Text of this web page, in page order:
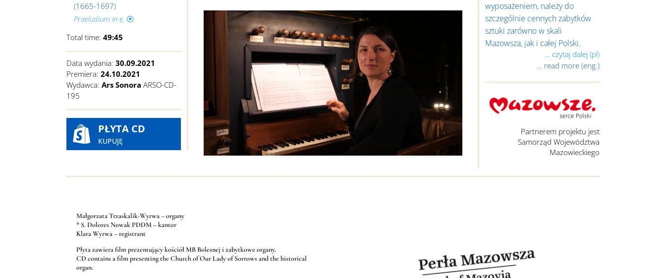
(1665-1697)
Praeludium in e. I
Total time:49:45
Data wydania:30.09.2021
Premiera:24.10.2021
Wydawca: Ars SonoraARSO-CD-
195
 PŁYTA CD
KUPUJĘ
wyposażeniem, należy do
szczególnie cennych zabytków
sztuki zarówno w skali
Mazowsza, jak i całej Polski.
… czytaj dalej (pl)
… read more (eng.)
Partnerem projektu jest
Samorząd Województwa
Mazowieckiego
Małgorzata Trzaskalik-Wyrwa – organy
* S. Dolores Nowak PDDM – kantor
Klara Wyrwa – registrant
Płyta zawiera film prezentujący kościół MB Bolesnej i zabytkowe organy.
CD contains a film presenting the Church of Our Lady of Sorrows and the historical
organ.